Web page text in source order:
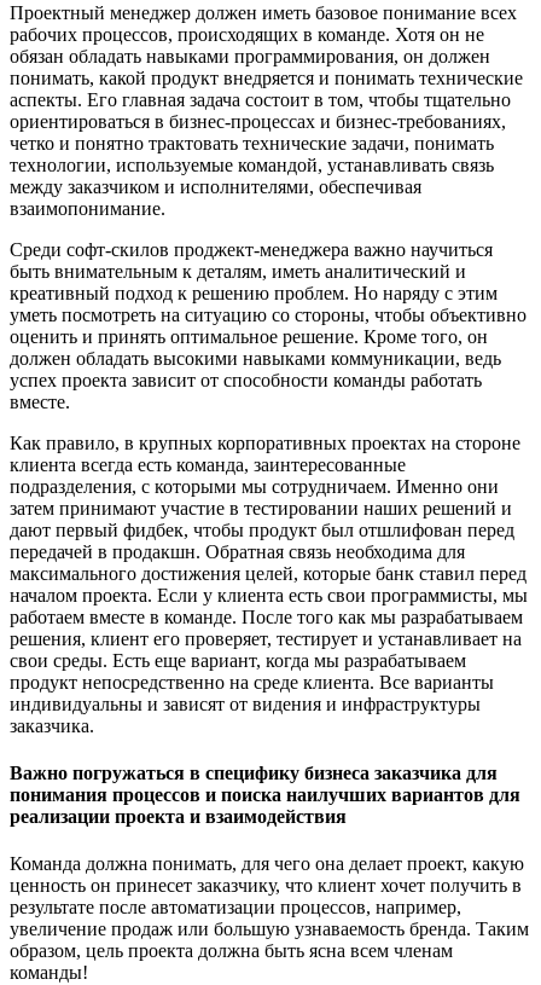
Проектный менеджер должен иметь базовое понимание всех
рабочих процессов, происходящих в команде. Хотя он не
обязан обладать навыками программирования, он должен
понимать, какой продукт внедряется и понимать технические
аспекты. Его главная задача состоит в том, чтобы тщательно
ориентироваться в бизнес-процессах и бизнес-требованиях,
четко и понятно трактовать технические задачи, понимать
технологии, используемые командой, устанавливать связь
между заказчиком и исполнителями, обеспечивая
взаимопонимание.
Среди софт-скилов проджект-менеджера важно научиться
быть внимательным к деталям, иметь аналитический и
креативный подход к решению проблем. Но наряду с этим
уметь посмотреть на ситуацию со стороны, чтобы объективно
оценить и принять оптимальное решение. Кроме того, он
должен обладать высокими навыками коммуникации, ведь
успех проекта зависит от способности команды работать
вместе.
Как правило, в крупных корпоративных проектах на стороне
клиента всегда есть команда, заинтересованные
подразделения, с которыми мы сотрудничаем. Именно они
затем принимают участие в тестировании наших решений и
дают первый фидбек, чтобы продукт был отшлифован перед
передачей в продакшн. Обратная связь необходима для
максимального достижения целей, которые банк ставил перед
началом проекта. Если у клиента есть свои программисты, мы
работаем вместе в команде. После того как мы разрабатываем
решения, клиент его проверяет, тестирует и устанавливает на
свои среды. Есть еще вариант, когда мы разрабатываем
продукт непосредственно на среде клиента. Все варианты
индивидуальны и зависят от видения и инфраструктуры
заказчика.
Важно погружаться в специфику бизнеса заказчика для
понимания процессов и поиска наилучших вариантов для
реализации проекта и взаимодействия
Команда должна понимать, для чего она делает проект, какую
ценность он принесет заказчику, что клиент хочет получить в
результате после автоматизации процессов, например,
увеличение продаж или большую узнаваемость бренда. Таким
образом, цель проекта должна быть ясна всем членам
команды!